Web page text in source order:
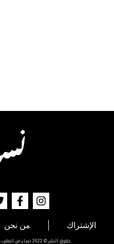
الإشتراك من نحن
حقوق النشر © 2022 نساء من المغرب التصميم والتطوير